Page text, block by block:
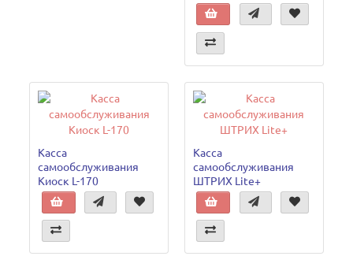
Касса
самообслуживания
Киоск L-170
Касса
самообслуживания
ШТРИХ Lite+